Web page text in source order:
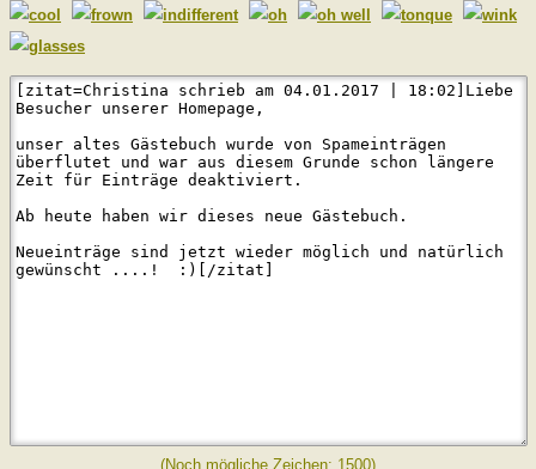
(Noch mögliche Zeichen: 1500)